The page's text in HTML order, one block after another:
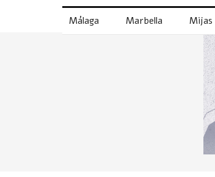
Málaga Marbella Mijas